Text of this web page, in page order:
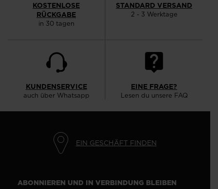
KOSTENLOSE
RÜCKGABE
in 30 tagen
STANDARD VERSAND
2 - 3 Werktage
KUNDENSERVICE
auch über Whatsapp
EINE FRAGE?
Lesen du unsere FAQ
EIN GESCHÄFT FINDEN
ABONNIEREN UND IN VERBINDUNG BLEIBEN